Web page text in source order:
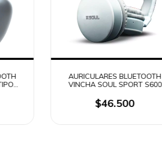
AURICULARES BLUETOOTH
VINCHA SOUL SPORT S600
$46.500